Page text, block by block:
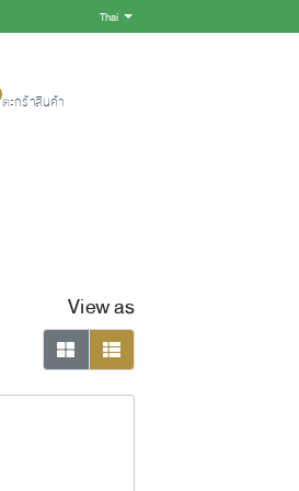
Thai
Toggle Dropdown
ตะกร้าสินค้า
View as
viewmode gridviewmode list